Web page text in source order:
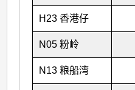
H23 香港仔
N05 粉岭
N13 粮船湾